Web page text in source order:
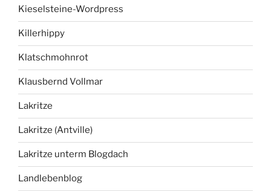
Kieselsteine-Wordpress
Killerhippy
Klatschmohnrot
Klausbernd Vollmar
Lakritze
Lakritze (Antville)
Lakritze unterm Blogdach
Landlebenblog